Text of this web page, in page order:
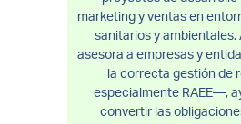
marketing y ventas en
sanitarios y
asesora a empresas y
la correcta gestión de
especialmente RAEE—,
convertir las